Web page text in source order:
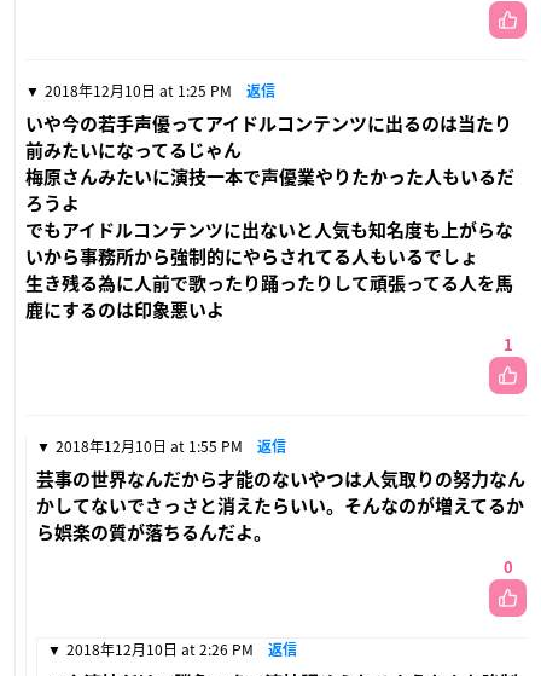
2018年12月10日 at 1:25 PM 返信
いや今の若手声優ってアイドルコンテンツに出るのは当たり
前みたいになってるじゃん
梅原さんみたいに演技一本で声優業やりたかった人もいるだ
ろうよ
でもアイドルコンテンツに出ないと人気も知名度も上がらな
いから事務所から強制的にやらされてる人もいるでしょ
生き残る為に人前で歌ったり踊ったりして頑張ってる人を馬
鹿にするのは印象悪いよ
1
2018年12月10日 at 1:55 PM 返信
芸事の世界なんだから才能のないやつは人気取りの努力なん
かしてないでさっさと消えたらいい。そんなのが増えてるか
ら娯楽の質が落ちるんだよ。
0
2018年12月10日 at 2:26 PM 返信